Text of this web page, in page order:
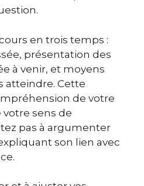
en trois temps :
présentation des
à venir, et moyens
atteindre. Cette
de votre
sens de
pas à argumenter
son lien avec